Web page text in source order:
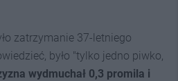
zatrzymanie 37-letniego
było "tylko jedno piwko,
wydmuchał 0,3 promila i